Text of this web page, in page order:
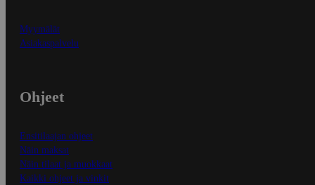
Myymälät
Asiakaspalvelu
Ohjeet
Ensitilaajan ohjeet
Näin maksat
Näin tilaat ja muokkaat
Kaikki ohjeet ja vinkit